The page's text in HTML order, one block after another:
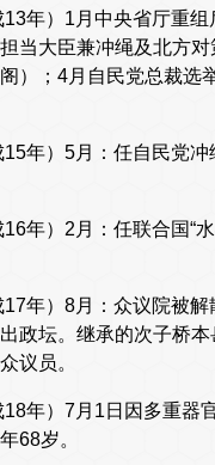
年）1月中央省厅重组
当大臣兼冲绳及北方
）；4月自民党总裁选
年）5月：任自民党冲
年）2月：任联合国“
年）8月：众议院被
政坛。继承的次子桥
议员。
年）7月1日因多重器
68岁。